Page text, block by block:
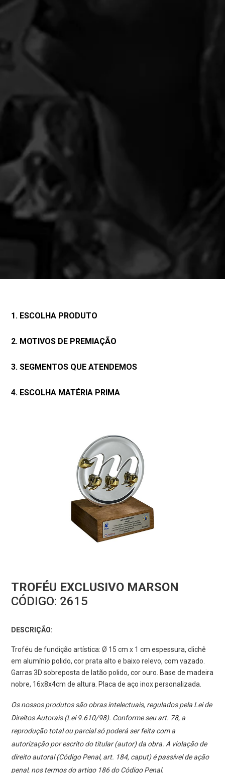
1. ESCOLHA PRODUTO
2. MOTIVOS DE PREMIAÇÃO
3. SEGMENTOS QUE ATENDEMOS
4. ESCOLHA MATÉRIA PRIMA
TROFÉU EXCLUSIVO MARSON
CÓDIGO: 2615
DESCRIÇÃO:
Troféu de fundição artística: Ø 15 cm x 1 cm espessura, clichê
em alumínio polido, cor prata alto e baixo relevo, com vazado.
Garras 3D sobreposta de latão polido, cor ouro. Base de madeira
nobre, 16x8x4cm de altura. Placa de aço inox personalizada.
Os nossos produtos são obras intelectuais, regulados pela Lei de
Direitos Autorais (Lei 9.610/98). Conforme seu art. 78, a
reprodução total ou parcial só poderá ser feita com a
autorização por escrito do titular (autor) da obra. A violação de
direito autoral (Código Penal, art. 184, caput) é passível de ação
penal, nos termos do artigo 186 do Código Penal.